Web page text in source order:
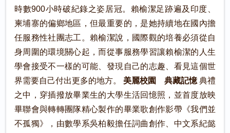
時數900小時破紀錄之姿居冠。賴榆潔足跡遍及印度、
柬埔寨的偏鄉地區，但最重要的，是她持續地在國內擔
任服務性社團志工。賴榆潔說，國際觀的培養必須從自
身周圍的環境關心起，而從事服務學習讓賴榆潔的人生
學會接受不一樣的可能、發現自己的志趣、看見這個世
界需要自己付出更多的地方。 美麗校園 典藏記憶典禮
之中，穿插撥放畢業生的大學生活回憶照，並首度放映
畢聯會與轉轉團隊精心製作的畢業歌創作影帶《我們並
不孤獨》，由數學系吳柏毅擔任詞曲創作、中文系紀懿